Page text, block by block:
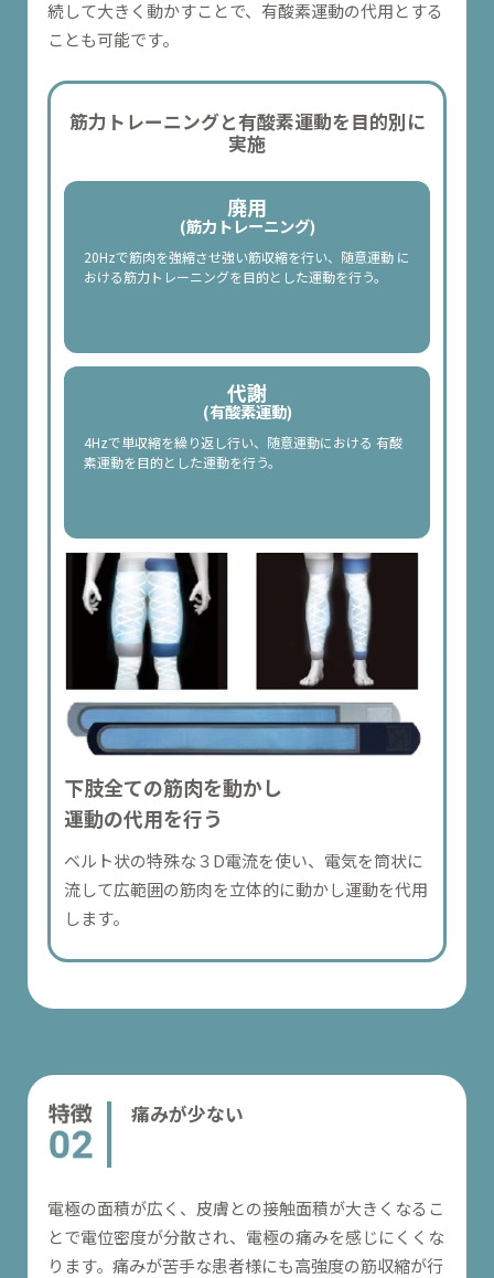
続して大きく動かすことで、有酸素運動の代用とする
ことも可能です。
筋力トレーニングと有酸素運動を目的別に
実施
廃用
(筋力トレーニング)
20Hzで筋肉を強縮させ強い筋収縮を行い、随意運動 に
おける筋力トレーニングを目的とした運動を行う。
代謝
(有酸素運動)
4Hzで単収縮を繰り返し行い、随意運動における 有酸
素運動を目的とした運動を行う。
下肢全ての筋肉を動かし
運動の代用を行う
ベルト状の特殊な３D電流を使い、電気を筒状に
流して広範囲の筋肉を立体的に動かし運動を代用
します。
痛みが少ない
電極の面積が広く、皮膚との接触面積が大きくなるこ
とで電位密度が分散され、電極の痛みを感じにくくな
ります。痛みが苦手な患者様にも高強度の筋収縮が行